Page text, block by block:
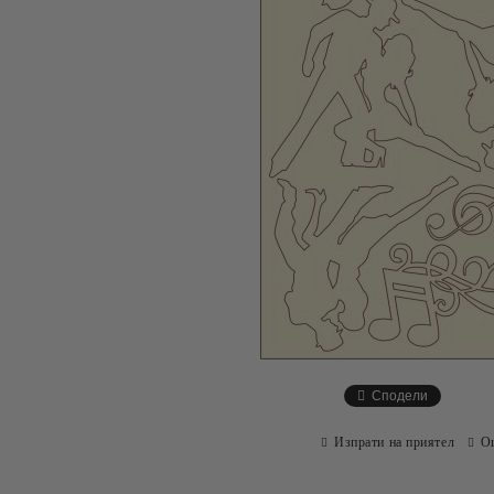
Сподели
Изпрати на приятел